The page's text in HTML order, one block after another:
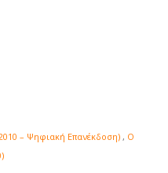
– Ψηφιακή Επανέκδοση) , Ο